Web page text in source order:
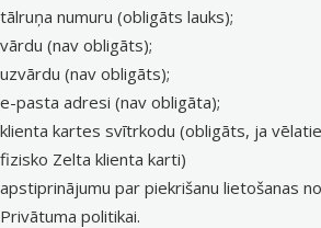
tālruņa numuru (obligāts lauks);
vārdu (nav obligāts);
uzvārdu (nav obligāts);
e-pasta adresi (nav obligāta);
klienta kartes svītrkodu (obligāts, ja
fizisko Zelta klienta karti)
apstiprinājumu par piekrišanu lietošanas
Privātuma politikai.